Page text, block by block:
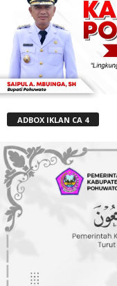
ADBOX IKLAN CA 4